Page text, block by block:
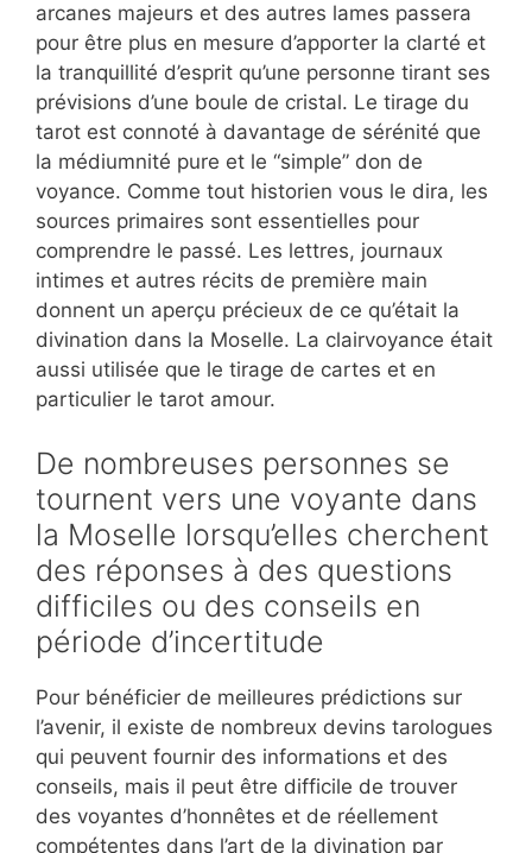
arcanes majeurs et des autres lames passera
pour être plus en mesure d’apporter la clarté et
la tranquillité d’esprit qu’une personne tirant ses
prévisions d’une boule de cristal. Le tirage du
tarot est connoté à davantage de sérénité que
la médiumnité pure et le “simple” don de
voyance. Comme tout historien vous le dira, les
sources primaires sont essentielles pour
comprendre le passé. Les lettres, journaux
intimes et autres récits de première main
donnent un aperçu précieux de ce qu’était la
divination dans la Moselle. La clairvoyance était
aussi utilisée que le tirage de cartes et en
particulier le tarot amour.
De nombreuses personnes se
tournent vers une voyante dans
la Moselle lorsqu’elles cherchent
des réponses à des questions
difficiles ou des conseils en
période d’incertitude
Pour bénéficier de meilleures prédictions sur
l’avenir, il existe de nombreux devins tarologues
qui peuvent fournir des informations et des
conseils, mais il peut être difficile de trouver
des voyantes d’honnêtes et de réellement
compétentes dans l’art de la divination par